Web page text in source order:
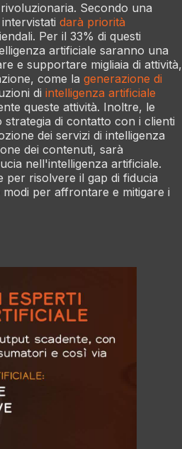
Secondo una
darà priorità
Per il 33% di questi
artificiale saranno una
e supportare migliaia di attività,
come la generazione di
di intelligenza artificiale
queste attività. Inoltre, le
di contatto con i clienti
dei servizi di intelligenza
dei contenuti, sarà
nell'intelligenza artificiale.
per risolvere il gap di fiducia
per affrontare e mitigare i